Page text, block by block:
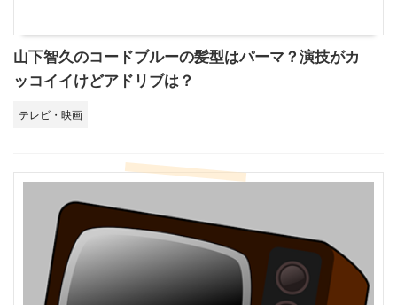
山下智久のコードブルーの髪型はパーマ？演技がカ
ッコイイけどアドリブは？
テレビ・映画